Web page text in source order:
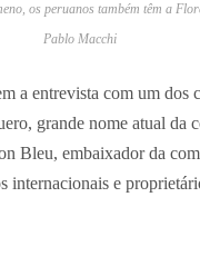
os peruanos também têm a
Pablo Macchi
a entrevista com um dos
grande nome atual da
Bleu, embaixador da
internacionais e